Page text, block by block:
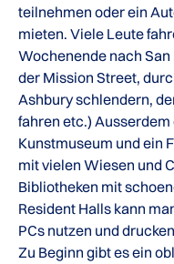
teilnehmen oder ein
mieten. Viele Leute
Wochenende nach
der Mission Street,
Ashbury schlendern,
fahren etc.)
Kunstmuseum und ein
mit vielen Wiesen und
Bibliotheken mit
Resident Halls kann
PCs nutzen und
Zu Beginn gibt es ein